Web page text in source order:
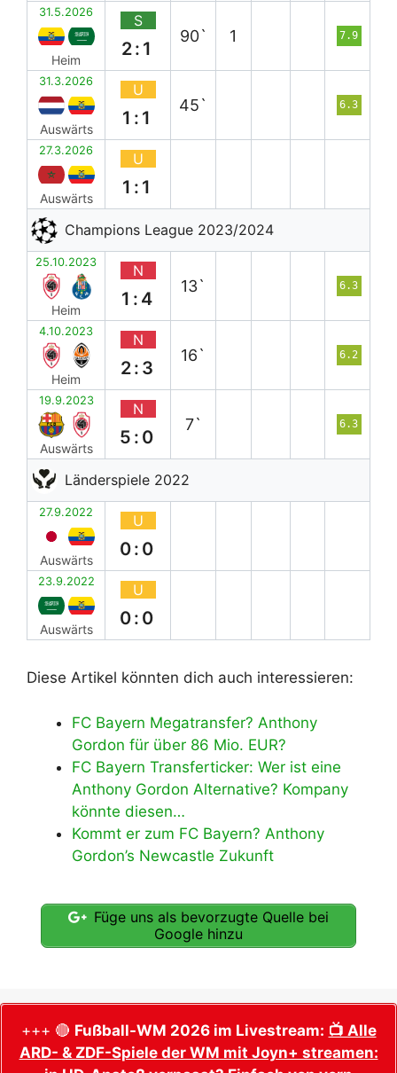
31.5.2026
Heim
S
2:1
90` 1 7.9
31.3.2026
Auswärts
U
1:1
45` 6.3
27.3.2026
Auswärts
U
1:1
Champions League 2023/2024
25.10.2023
Heim
N
1:4
13` 6.3
4.10.2023
Heim
N
2:3
16` 6.2
19.9.2023
Auswärts
N
5:0
7` 6.3
Länderspiele 2022
27.9.2022
Auswärts
U
0:0
23.9.2022
Auswärts
U
0:0
Diese Artikel könnten dich auch interessieren:
FC Bayern Megatransfer? Anthony
Gordon für über 86 Mio. EUR?
FC Bayern Transferticker: Wer ist eine
Anthony Gordon Alternative? Kompany
könnte diesen…
Kommt er zum FC Bayern? Anthony
Gordon’s Newcastle Zukunft
Füge uns als bevorzugte Quelle bei
Google hinzu
+++ 🔴 Fußball-WM 2026 im Livestream: 📺 Alle
ARD- & ZDF-Spiele der WM mit Joyn+ streamen: